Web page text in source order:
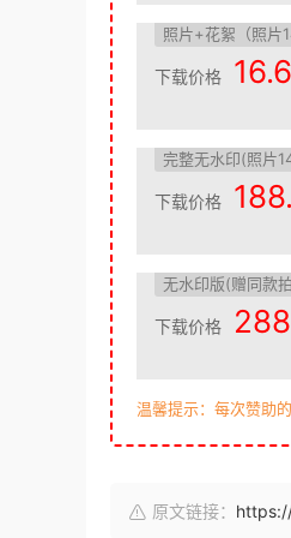
照片+花絮（照片
下载价格
完整无水印(照片
下载价格
无水印版(赠同款
下载价格
温馨提示：每次赞助
原文链接：